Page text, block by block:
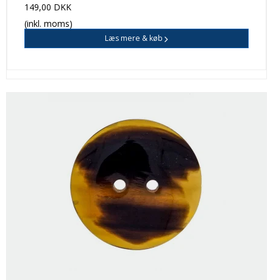
149,00 DKK
(inkl. moms)
Læs mere & køb